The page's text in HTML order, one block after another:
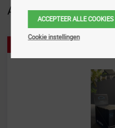
Aanbiedingen
ACCEPTEER ALLE COOKIES
Cookie instellingen